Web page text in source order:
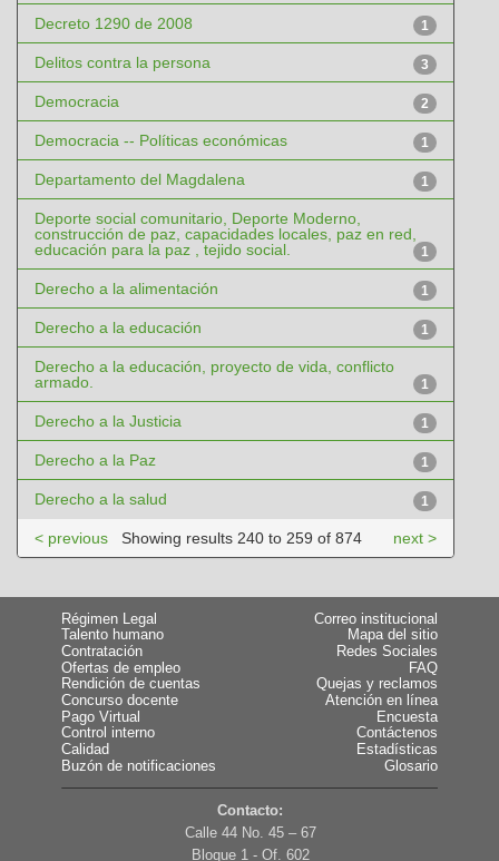
Decreto 1290 de 2008 1
Delitos contra la persona 3
Democracia 2
Democracia -- Políticas económicas 1
Departamento del Magdalena 1
Deporte social comunitario, Deporte Moderno,
construcción de paz, capacidades locales, paz en red,
educación para la paz , tejido social.
1
Derecho a la alimentación 1
Derecho a la educación 1
Derecho a la educación, proyecto de vida, conflicto
armado.
1
Derecho a la Justicia 1
Derecho a la Paz 1
Derecho a la salud 1
Showing results 240 to 259 of 874
< previous next >
Régimen Legal
Talento humano
Contratación
Ofertas de empleo
Rendición de cuentas
Concurso docente
Pago Virtual
Control interno
Calidad
Buzón de notificaciones
Correo institucional
Mapa del sitio
Redes Sociales
FAQ
Quejas y reclamos
Atención en línea
Encuesta
Contáctenos
Estadísticas
Glosario
Contacto:
Calle 44 No. 45 – 67
Bloque 1 - Of. 602